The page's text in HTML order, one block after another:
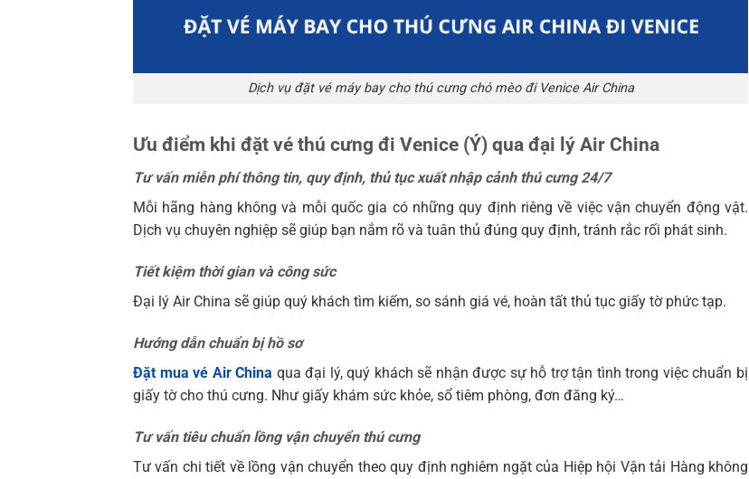
Dịch vụ đặt vé máy bay cho thú cưng chó mèo đi Venice Air China
Ưu điểm khi đặt vé thú cưng đi Venice (Ý) qua đại lý Air China
Tư vấn miễn phí thông tin, quy định, thủ tục xuất nhập cảnh thú cưng 24/7
Mỗi hãng hàng không và mỗi quốc gia có những quy định riêng về việc vận chuyển động vật.
Dịch vụ chuyên nghiệp sẽ giúp bạn nắm rõ và tuân thủ đúng quy định, tránh rắc rối phát sinh.
Tiết kiệm thời gian và công sức
Đại lý Air China sẽ giúp quý khách tìm kiếm, so sánh giá vé, hoàn tất thủ tục giấy tờ phức tạp.
Hướng dẫn chuẩn bị hồ sơ
Đặt mua vé Air China qua đại lý, quý khách sẽ nhận được sự hỗ trợ tận tình trong việc chuẩn bị
giấy tờ cho thú cưng. Như giấy khám sức khỏe, sổ tiêm phòng, đơn đăng ký…
Tư vấn tiêu chuẩn lồng vận chuyển thú cưng
Tư vấn chi tiết về lồng vận chuyển theo quy định nghiêm ngặt của Hiệp hội Vận tải Hàng không